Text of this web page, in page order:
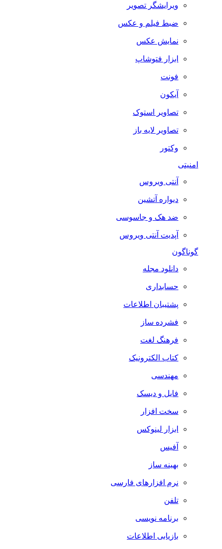
ویرایشگر تصویر
ضبط فيلم و عكس
نمایش عکس
ابزار فتوشاپ
فونت
آیکون
تصاویر استوک
تصاویر لایه باز
وکتور
امنیتی
آنتی ویروس
دیواره آتشین
ضد هک و جاسوسی
آپدیت آنتی ویروس
گوناگون
دانلود مجله
حسابداری
پشتیبان اطلاعات
فشرده ساز
فرهنگ لغت
کتاب الکترونیک
مهندسی
فایل و دیسک
سخت افزار
ابزار لینوکس
آفیس
بهینه ساز
نرم افزارهای فارسی
تلفن
برنامه نویسی
بازیابی اطلاعات